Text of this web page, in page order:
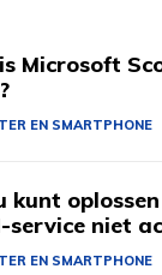
Microsoft
EN SMARTPHONE
kunt
service niet
EN SMARTPHONE